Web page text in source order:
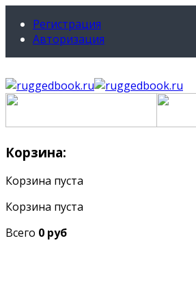
Регистрация
Авторизация
Корзина:
Корзина пуста
Корзина пуста
Всего 0 руб